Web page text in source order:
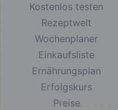
Kostenlos testen
Rezeptwelt
Wochenplaner
Einkaufsliste
Ernährungsplan
Erfolgskurs
Preise